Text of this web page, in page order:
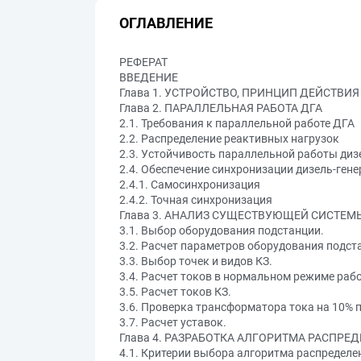
ОГЛАВЛЕНИЕ
РЕФЕРАТ
ВВЕДЕНИЕ
Глава 1. УСТРОЙСТВО, ПРИНЦИП
Глава 2. ПАРАЛЛЕЛЬНАЯ РАБОТА ДГА
2.1. Требования к параллельной работе ДГА
2.2. Распределение реактивных нагрузок
2.3. Устойчивость параллельной работы
2.4. Обеспечение синхронизации дизель-
2.4.1. Самосинхронизация
2.4.2. Точная синхронизация
Глава 3. АНАЛИЗ СУЩЕСТВУЮЩЕЙ
3.1. Выбор оборудования подстанции.
3.2. Расчет параметров оборудования
3.3. Выбор точек и видов КЗ.
3.4. Расчет токов в нормальном режиме
3.5. Расчет токов КЗ.
3.6. Проверка трансформатора тока на 10%
3.7. Расчет уставок.
Глава 4. РАЗРАБОТКА АЛГОРИТМА
4.1. Критерии выбора алгоритма